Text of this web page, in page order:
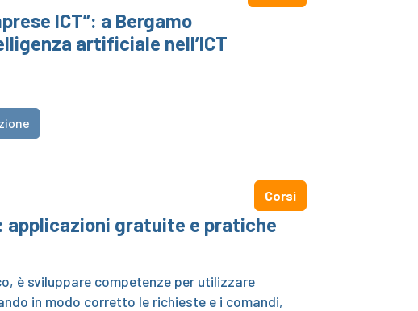
ICT”: a Bergamo
artificiale nell’ICT
Corsi
gratuite e pratiche
è sviluppare competenze per utilizzare
in modo corretto le richieste e i comandi,